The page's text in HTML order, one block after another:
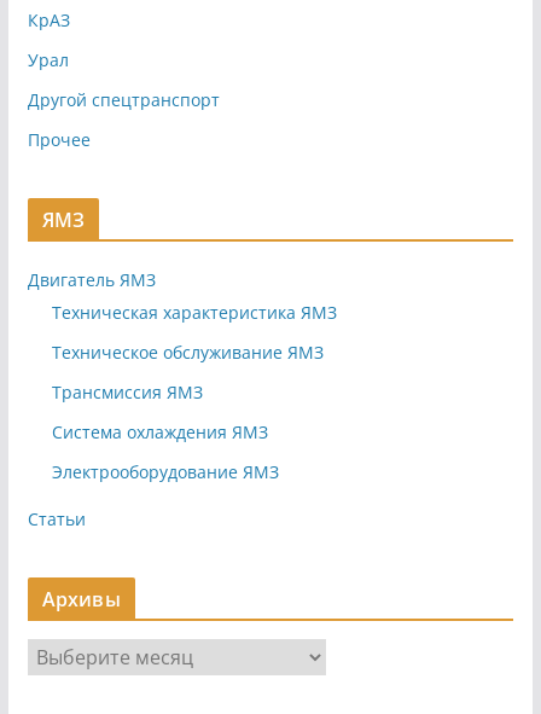
КрАЗ
Урал
Другой спецтранспорт
Прочее
ЯМЗ
Двигатель ЯМЗ
Техническая характеристика ЯМЗ
Техническое обслуживание ЯМЗ
Трансмиссия ЯМЗ
Система охлаждения ЯМЗ
Электрооборудование ЯМЗ
Статьи
Архивы
р